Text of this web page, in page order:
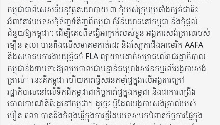
កម្ពុជាជាពិសេសគឺអនុវត្តនយោបាយ ៣ កុំរបស់ក្រុមប្រឆាំងក្បត់ជាតិ៖
អំពាវនាវបរទេសកុំទិញទំនិញពីកម្ពុជា កុំវិនិយោគនៅកម្ពុជា និងកុំផ្តល់
ជំនួយឱ្យកម្ពុជា។ ដើម្បីគេចពីទង្វើអាក្រក់របស់ខ្លួន អង្គការសង់ត្រាល់របស់
មឿន តុលា​ បានពឹងលើសមាគមកាត់ដេរ និងស្បែកជើងអាមេរិក AAFA
និងសមាគមការងារយុត្តិធម៌​ FLA ព្យាយាមដាក់សម្ពាធលើរាជរដ្ឋាភិបាល
កម្ពុជានិងទាមទារឱ្យលុបចោលជាបន្ទាន់គម្រោងសវនកម្មលើអង្គការសង់
ត្រាល់។ នេះគឺកម្ពុជា ហើយការធ្វើសវនកម្មផ្ទៃក្នុងលើអង្គការក្រៅ
រដ្ឋាភិបាលនៅលើទឹកដីកម្ពុជាជាកិច្ចការផ្ទៃក្នុងកម្ពុជា និងជាការពង្រឹង
គោលការណ៍នីតិរដ្ឋនៅកម្ពុជា។ ដូច្នេះ អ្វីដែលអង្គការសង់ត្រាល់របស់
មឿន តុលា បាននិងកំពុងធ្វើក្នុងការខ្ចីដៃបរទេសមកបំពានកិច្ចការផ្ទៃក្នុង